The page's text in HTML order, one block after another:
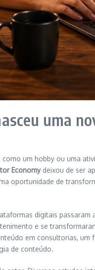
uma
um hobby ou uma
Economydeixou de ser
oportunidade de
digitais
e se
em consultorias,
de conteúdo.